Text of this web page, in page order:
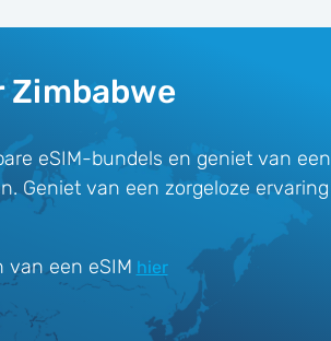
Zimbabwe
eSIM-bundels en geniet van een
Geniet van een zorgeloze ervaring
van een eSIM hier